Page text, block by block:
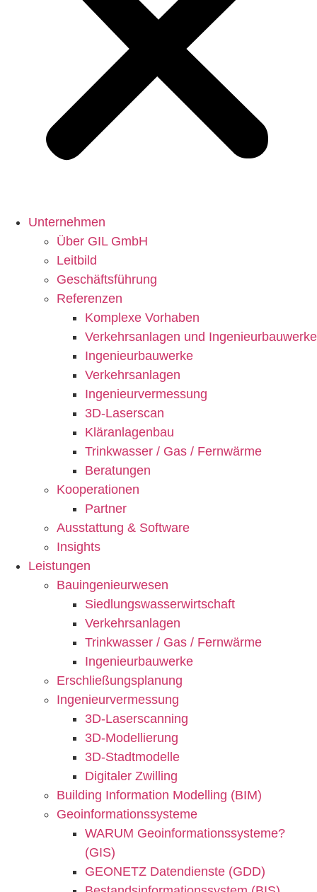
Unternehmen
Über GIL GmbH
Leitbild
Geschäftsführung
Referenzen
Komplexe Vorhaben
Verkehrsanlagen und Ingenieurbauwerke
Ingenieurbauwerke
Verkehrsanlagen
Ingenieur­vermessung
3D-Laserscan
Kläranlagenbau
Trinkwasser / Gas / Fernwärme
Beratungen
Kooperationen
Partner
Ausstattung & Software
Insights
Leistungen
Bauingenieurwesen
Siedlungswasserwirtschaft
Verkehrsanlagen
Trinkwasser / Gas / Fernwärme
Ingenieurbauwerke
Erschließungsplanung
Ingenieurvermessung
3D-Laserscanning
3D-Modellierung
3D-Stadtmodelle
Digitaler Zwilling
Building Information Modelling (BIM)
Geoinformationssysteme
WARUM Geoinformationssysteme?
(GIS)
GEONETZ Datendienste (GDD)